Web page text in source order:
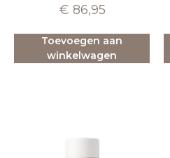
€ 86,95
Toevoegen aan
winkelwagen